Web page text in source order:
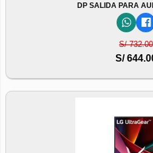
DP SALIDA PARA
S/ 732.00
S/